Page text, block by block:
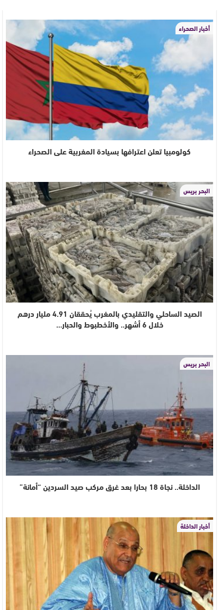
أخبار الصحراء
كولومبيا تعلن اعترافها بسيادة المغربية على الصحراء
البحر بريس
الصيد الساحلي والتقليدي بالمغرب يُحققان 4.91 مليار درهم
خلال 6 أشهر.. والأخطبوط والحبار…
البحر بريس
الداخلة.. نجاة 18 بحارا بعد غرق مركب صيد السردين “أمانة”
أخبار الداخلة